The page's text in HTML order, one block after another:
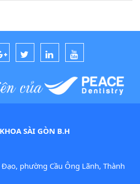
SÀI GÒN B.H
phường Cầu Ông Lãnh, Thành